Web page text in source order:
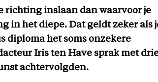
richting inslaan dan waarvoor je
in het diepe. Dat geldt zeker als
diploma het soms onzekere
Iris ten Have sprak met
achtervolgden.